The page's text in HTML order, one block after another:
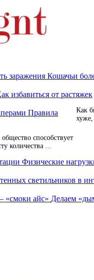
Кошачьи
избавиться от растяжек
Как
хуже,
Правила
способствует
количества ...
Физические
Делаем